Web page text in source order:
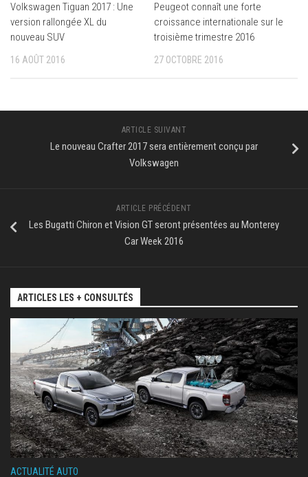
Volkswagen Tiguan 2017 : Une
version rallongée XL du
nouveau SUV
16 AOÛT 2016
Peugeot connaît une forte
croissance internationale sur le
troisième trimestre 2016
27 OCTOBRE 2016
ARTICLE SUIVANT
Le nouveau Crafter 2017 sera entièrement conçu par
Volkswagen
ARTICLE PRÉCÉDENT
Les Bugatti Chiron et Vision GT seront présentées au Monterey
Car Week 2016
ARTICLES LES + CONSULTÉS
ACTUALITÉ AUTO